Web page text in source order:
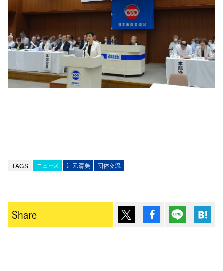
TAGS ニュース 辻元清美 団体交流
Share ポスト シェア Lineで送